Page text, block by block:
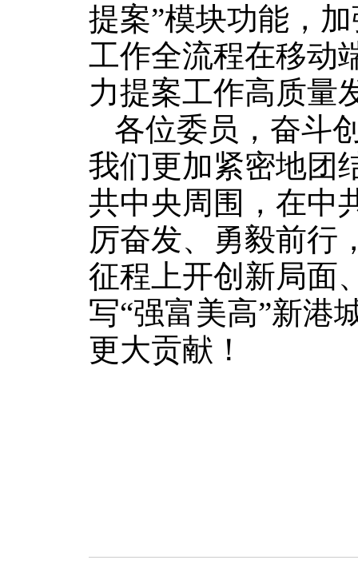
提案”模块功能，
工作全流程在移动
力提案工作高质量
各位委员，奋斗
我们更加紧密地团
共中央周围，在中
厉奋发、勇毅前行
征程上开创新局面
写“强富美高”新港
更大贡献！